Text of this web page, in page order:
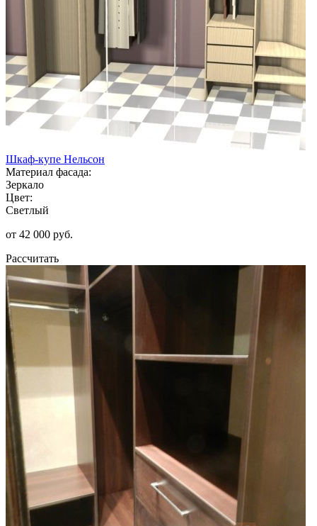
Шкаф-купе Нельсон
Материал фасада:
Зеркало
Цвет:
Светлый
от 42 000 руб.
Рассчитать